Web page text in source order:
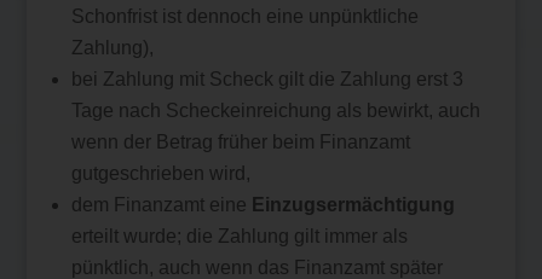
Schonfrist ist dennoch eine unpünktliche
Zahlung),
bei Zahlung mit Scheck gilt die Zahlung erst 3
Tage nach Scheckeinreichung als bewirkt, auch
wenn der Betrag früher beim Finanzamt
gutgeschrieben wird,
dem Finanzamt eine Einzugsermächtigung
erteilt wurde; die Zahlung gilt immer als
pünktlich, auch wenn das Finanzamt später